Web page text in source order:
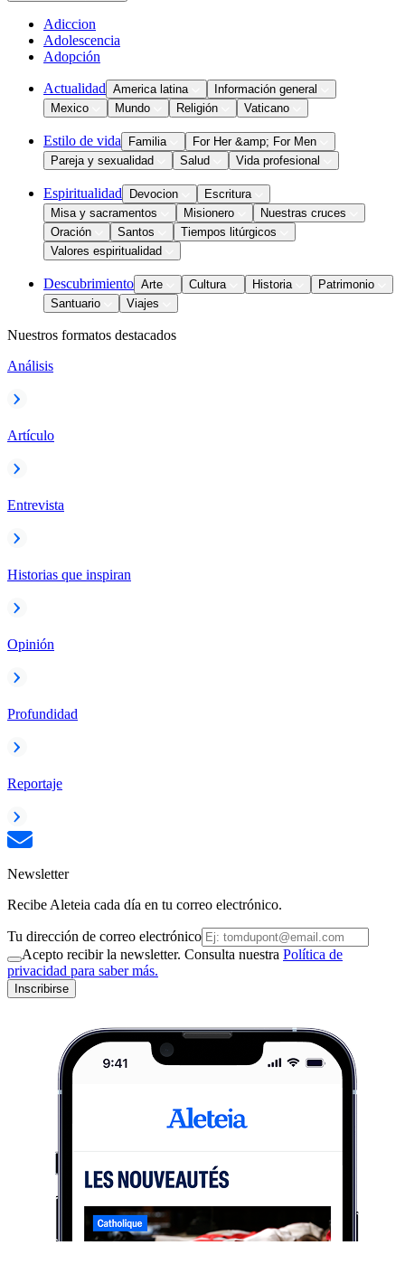
Adiccion
Adolescencia
Adopción
Actualidad America latina
Información general
Mexico
Mundo Religión Vaticano
Estilo de vida Familia
For Her &amp; For Men
Pareja y sexualidad
Salud Vida profesional
Espiritualidad Devocion
Escritura
Misa y sacramentos
Misionero
Nuestras cruces
Oración
Santos
Tiempos litúrgicos
Valores espiritualidad
Descubrimiento Arte Cultura Historia
Patrimonio
Santuario
Viajes
Nuestros formatos destacados
Análisis
Artículo
Entrevista
Historias que inspiran
Opinión
Profundidad
Reportaje
Newsletter
Recibe Aleteia cada día en tu correo electrónico.
Tu dirección de correo electrónico
Acepto recibir la newsletter. Consulta nuestra Política de
privacidad para saber más.
Inscribirse